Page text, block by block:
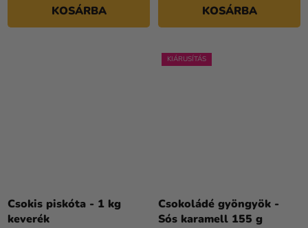
KOSÁRBA KOSÁRBA
Csokis piskóta - 1 kg
keverék
KIÁRUSÍTÁS
Csokoládé gyöngyök -
Sós karamell 155 g